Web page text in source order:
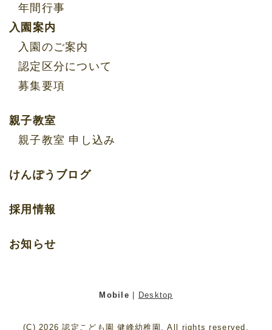
年間行事
入園案内
入園のご案内
認定区分について
募集要項
親子教室
親子教室 申し込み
けんぽうブログ
採用情報
お知らせ
Mobile Desktop
(C) 2026認定こども園 健峰幼稚園 . All rights reserved.